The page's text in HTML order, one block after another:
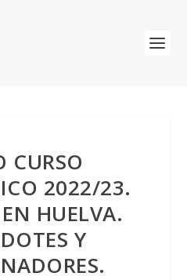
CURSO
2022/23.
HUELVA.
Y